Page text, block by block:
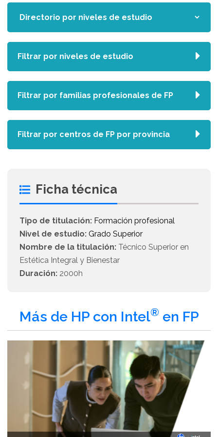
Ficha técnica
Tipo de titulación: Formación profesional
Nivel de estudio: Grado Superior
Nombre de la titulación: Técnico Superior en
Estética Integral y Bienestar
Duración: 2000h
Más de HP con Intel® en FP
Filtrar por niveles de estudio
Filtrar por familias profesionales de FP
Filtrar por centros de FP por provincia